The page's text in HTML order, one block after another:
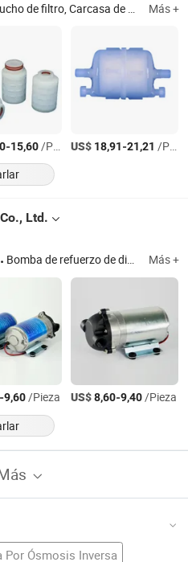
de filtro de acero inoxidable, Filtro de cápsula, Tela filtrante, Bolsa de filtro, Membrana filtrante Más +
-15,60/Pieza US$ 18,91-21,21 /Pieza
Ltd.
Bomba de refuerzo de diafragma, Adaptador Más +
9,60/Pieza US$8,60-9,40/Pieza
Por Ósmosis Inversa